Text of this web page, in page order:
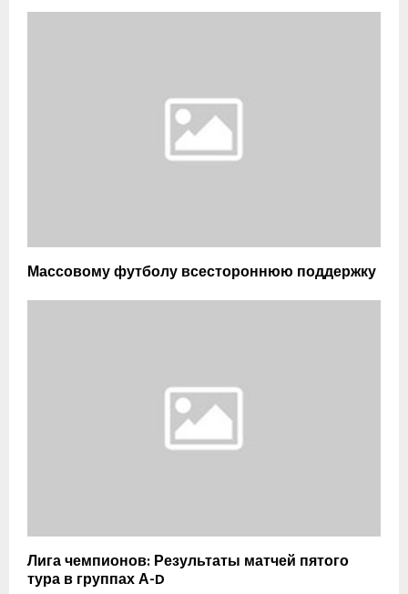
Массовому футболу всестороннюю поддержку
Лига чемпионов: Результаты матчей пятого
тура в группах А-D